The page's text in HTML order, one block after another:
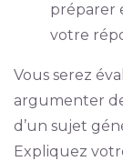
préparer
votre
Vous serez
argumenter
d’un sujet
Expliquez